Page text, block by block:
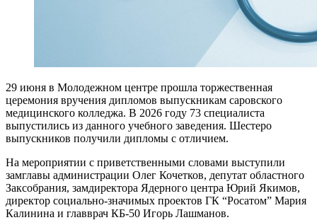
29 июня в Молодежном центре прошла торжественная
церемония вручения дипломов выпускникам саровского
медицинского колледжа. В 2026 году 73 специалиста
выпустились из данного учебного заведения. Шестеро
выпускников получили дипломы с отличием.
На мероприятии с приветственными словами выступили
замглавы администрации Олег Кочетков, депутат областного
Заксобрания, замдиректора Ядерного центра Юрий Якимов,
директор социально-значимых проектов ГК “Росатом” Мария
Калинина и главврач КБ-50 Игорь Лашманов.